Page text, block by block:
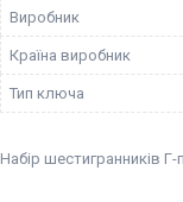
Виробник
Країна виробник
Тип ключа
Набір шестигранників